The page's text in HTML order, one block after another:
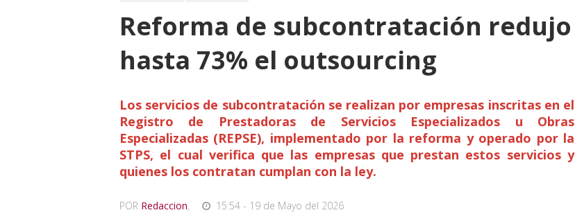
Reforma de subcontratación redujo
hasta 73% el outsourcing
Los servicios de subcontratación se realizan por empresas inscritas en el
Registro de Prestadoras de Servicios Especializados u Obras
Especializadas (REPSE), implementado por la reforma y operado por la
STPS, el cual verifica que las empresas que prestan estos servicios y
quienes los contratan cumplan con la ley.
POR Redaccion, 15:54 - 19 de Mayo del 2026